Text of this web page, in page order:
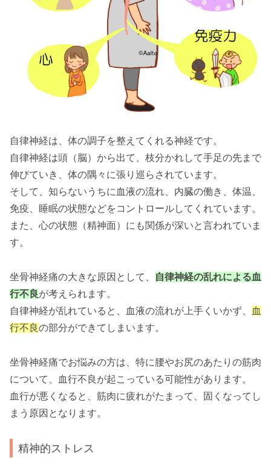
自律神経は、体の調子を整えてくれる神経です。
自律神経は頭（脳）から出て、枝分かれして手足の先まで
伸びていき、体の隅々に張り巡らされています。
そして、知らないうちに血液の流れ、内臓の働き、体温、
免疫、睡眠の状態などをコントロールしてくれています。
また、心の状態（精神面）にも関係が深いと言われていま
す。
坐骨神経痛の大きな原因として、
自律神経の乱れによる血
行不良が考えられます。
自律神経が乱れていると、血液の流れが上手くいかず、
血
行不良の部分ができてしまいます。
坐骨神経痛でお悩みの方は、特に腰やお尻のあたりの筋肉
について、血行不良が起こっている可能性があります。
血行が悪くなると、筋肉に疲れがたまって、固くなってし
まう原因となります。
精神的ストレス